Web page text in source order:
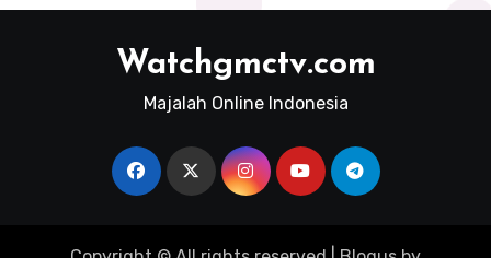
Watchgmctv.com
Majalah Online Indonesia